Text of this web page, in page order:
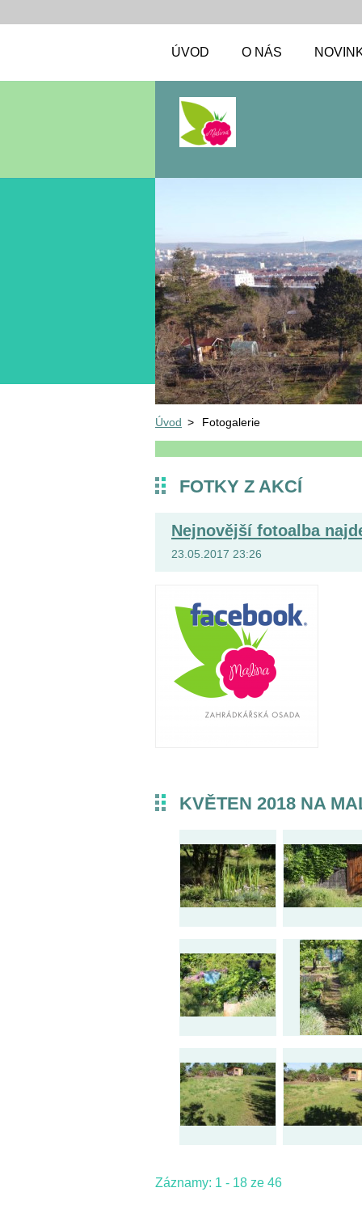
ÚVOD O NÁS
Úvod > Fotogalerie
FOTKY Z AKCÍ
Nejnovější fotoalba
23.05.2017 23:26
KVĚTEN 2018 NA
Záznamy: 1 - 18 ze 46